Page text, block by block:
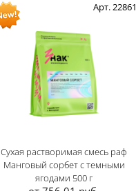
Арт. 22861
Сухая растворимая смесь раф
Манговый сорбет с темными
ягодами 500 г